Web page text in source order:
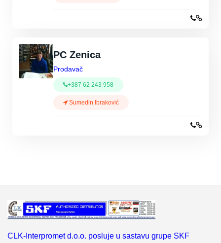
PC Zenica
Prodavač
+387 62 243 958
Sumedin Ibraković
CLK-Interpromet d.o.o. posluje u sastavu grupe SKF